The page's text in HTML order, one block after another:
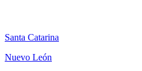
Santa Catarina
Nuevo León